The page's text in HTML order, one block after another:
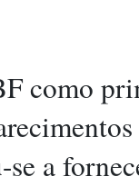
como
a